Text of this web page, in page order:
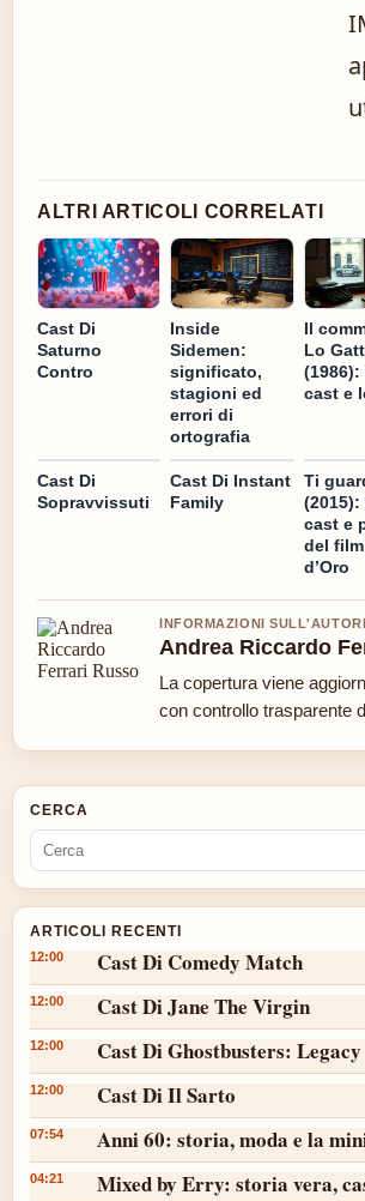
ALTRI ARTICOLI CORRELATI
Cast Di
Saturno
Contro
Inside
Sidemen:
significato,
stagioni ed
errori di
ortografia
Il
Lo
(1986):
cast e
Cast Di
Sopravvissuti
Cast Di Instant
Family
Ti
(2015):
cast e
del
d’Oro
INFORMAZIONI
Andrea Riccardo
La copertura viene
con controllo trasparente
CERCA
ARTICOLI RECENTI
12:00 Cast Di Comedy Match
12:00 Cast Di Jane The Virgin
12:00 Cast Di Ghostbusters: Legacy
12:00 Cast Di Il Sarto
07:54 Anni 60: storia, moda e la
04:21 Mixed by Erry: storia vera,